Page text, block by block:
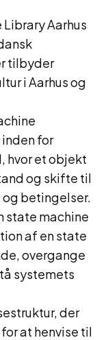
Aarhus
tilbyder
i Aarhus og
for
hvor et objekt
og skifte til
betingelser.
state machine
af en state
overgange
systemets
der
at henvise til